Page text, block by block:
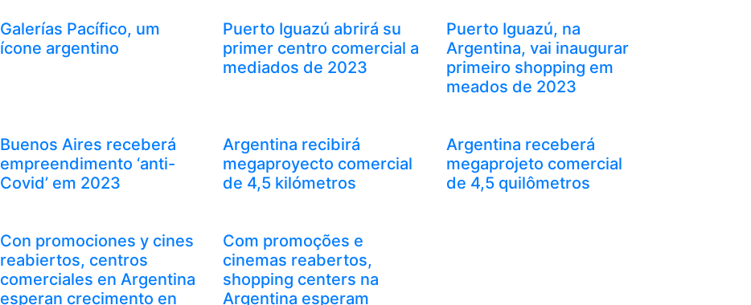
Galerías Pacífico, um
ícone argentino
Puerto Iguazú abrirá su
primer centro comercial a
mediados de 2023
Puerto Iguazú, na
Argentina, vai inaugurar
primeiro shopping em
meados de 2023
Buenos Aires receberá
empreendimento ‘anti-
Covid’ em 2023
Argentina recibirá
megaproyecto comercial
de 4,5 kilómetros
Argentina receberá
megaprojeto comercial
de 4,5 quilômetros
Con promociones y cines
reabiertos, centros
comerciales en Argentina
esperan crecimento en
Com promoções e
cinemas reabertos,
shopping centers na
Argentina esperam